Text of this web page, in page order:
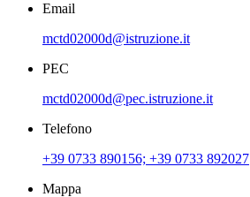
Email
mctd02000d@istruzione.it
PEC
mctd02000d@pec.istruzione.it
Telefono
+39 0733 890156; +39 0733 892027
Mappa